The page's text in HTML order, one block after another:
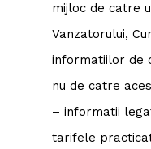
mijloc de catre
Vanzatorului,
informatiilor de
nu de catre
– informatii
tarifele